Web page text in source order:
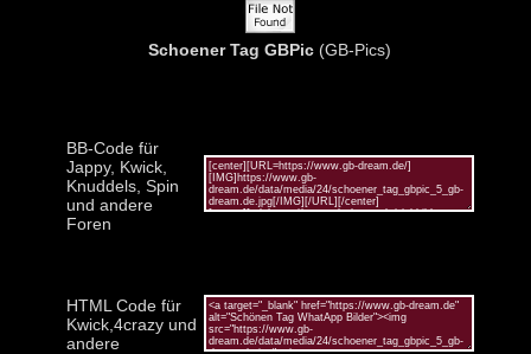
Schoener Tag GBPic (GB-Pics)
BB-Code für
Jappy, Kwick,
Knuddels, Spin
und andere
Foren
HTML Code für
Kwick,4crazy und
andere